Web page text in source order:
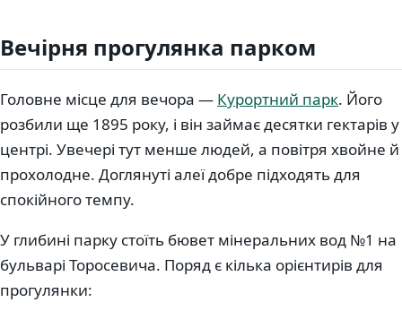
Вечірня прогулянка парком
Головне місце для вечора — Курортний парк. Його
розбили ще 1895 року, і він займає десятки гектарів у
центрі. Увечері тут менше людей, а повітря хвойне й
прохолодне. Доглянуті алеї добре підходять для
спокійного темпу.
У глибині парку стоїть бювет мінеральних вод №1 на
бульварі Торосевича. Поряд є кілька орієнтирів для
прогулянки: